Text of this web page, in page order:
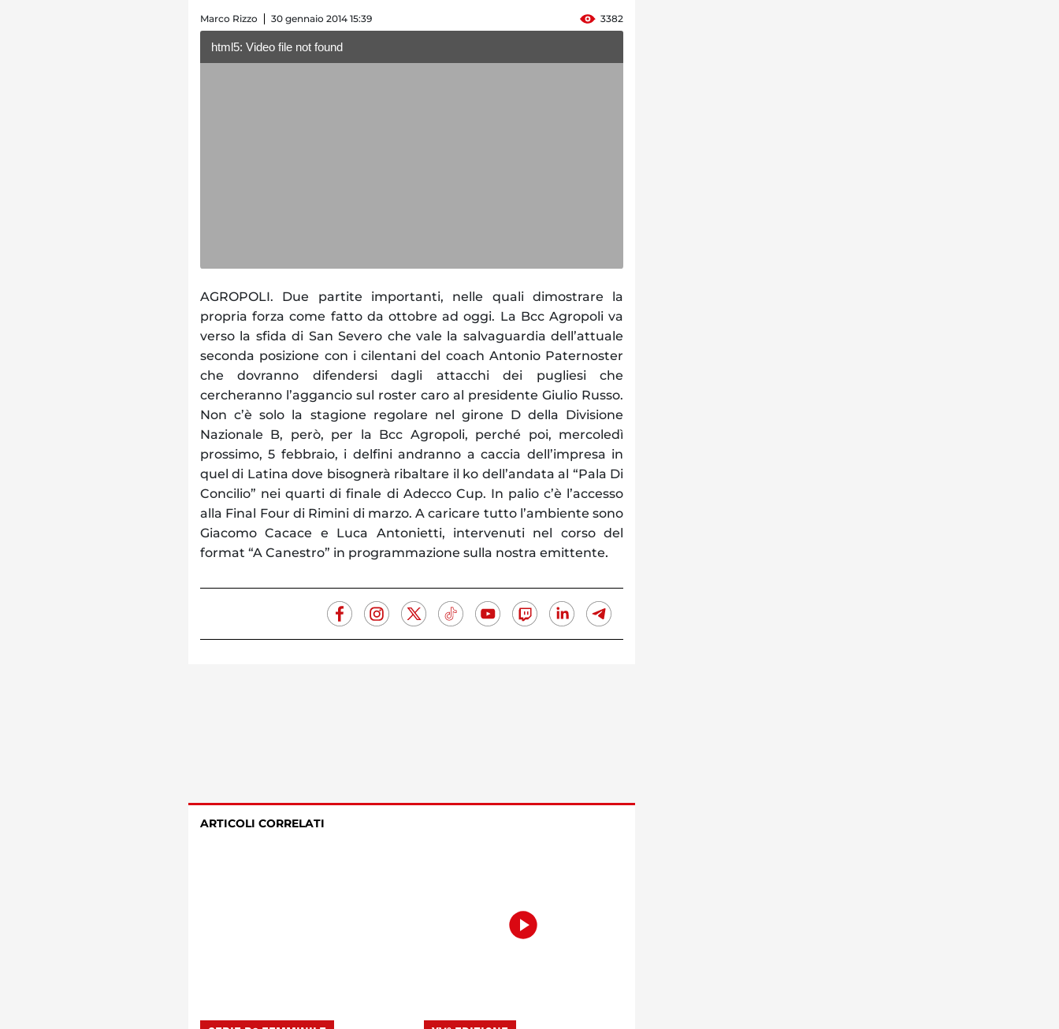
Marco Rizzo 30 gennaio 2014 15:39 3382
html5: Video file not found
AGROPOLI. Due partite importanti, nelle quali dimostrare la
propria forza come fatto da ottobre ad oggi. La Bcc Agropoli va
verso la sfida di San Severo che vale la salvaguardia dell’attuale
seconda posizione con i cilentani del coach Antonio Paternoster
che dovranno difendersi dagli attacchi dei pugliesi che
cercheranno l’aggancio sul roster caro al presidente Giulio Russo.
Non c’è solo la stagione regolare nel girone D della Divisione
Nazionale B, però, per la Bcc Agropoli, perché poi, mercoledì
prossimo, 5 febbraio, i delfini andranno a caccia dell’impresa in
quel di Latina dove bisognerà ribaltare il ko dell’andata al “Pala Di
Concilio” nei quarti di finale di Adecco Cup. In palio c’è l’accesso
alla Final Four di Rimini di marzo. A caricare tutto l’ambiente sono
Giacomo Cacace e Luca Antonietti, intervenuti nel corso del
format “A Canestro” in programmazione sulla nostra emittente.
ARTICOLI CORRELATI